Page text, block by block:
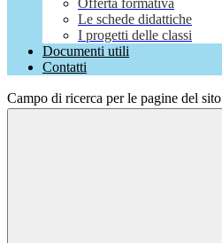
Offerta formativa
Le schede didattiche
I progetti delle classi
Documenti utili
Contatti
Campo di ricerca per le pagine del sito